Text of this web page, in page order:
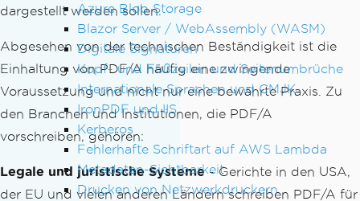
Azure Blob Storage
Blazor Server / WebAssembly (WASM)
Digitale Signaturen
Kopf- und Fußzeilen und Seitenumbrüche
Internationale Sprachen und CMJK
IronPDF und IIS
Kerberos
Fehlerhafte Schriftart auf AWS Lambda
Metadaten-Sichtbarkeit
Drucken von Netzwerkdruckern
dargestellt werden sollen.
Abgesehen von der technischen Beständigkeit ist die
Einhaltung von PDF/A häufig eine zwingende
Voraussetzung und nicht nur eine bewährte Praxis. Zu
den Branchen und Institutionen, die PDF/A
vorschreiben, gehören:
Legale und juristische Systeme- Gerichte in den USA,
der EU und vielen anderen Ländern schreiben PDF/A für